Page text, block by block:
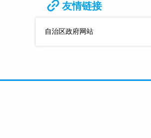
友情链接
自治区政府网站